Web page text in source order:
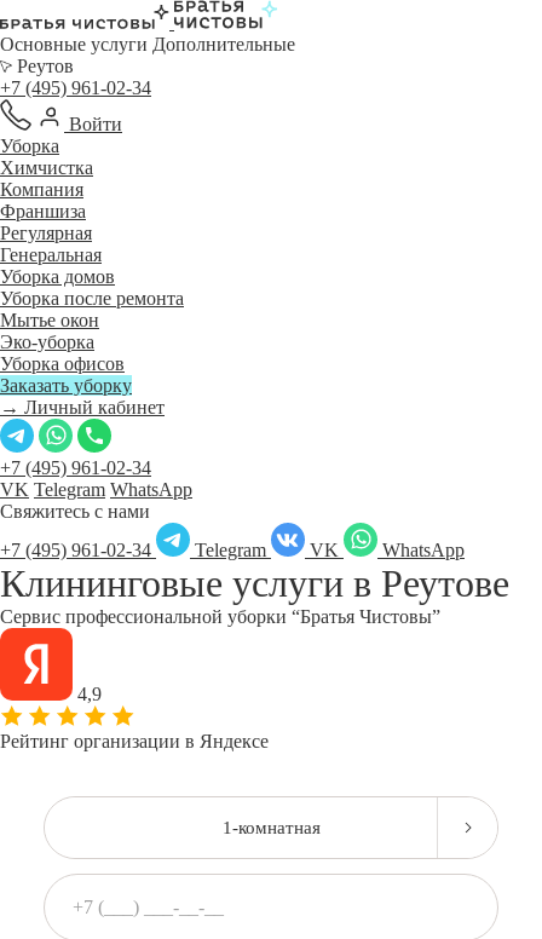
Основные услуги Дополнительные
Реутов
+7 (495) 961-02-34
Войти
Уборка
Химчистка
Компания
Франшиза
Регулярная
Генеральная
Уборка домов
Уборка после ремонта
Мытье окон
Эко-уборка
Уборка офисов
Заказать уборку
→ Личный кабинет
+7 (495) 961-02-34
VK Telegram WhatsApp
Свяжитесь с нами
+7 (495) 961-02-34
Telegram VK WhatsApp
Клининговые услуги в Реутове
Сервис профессиональной уборки “Братья Чистовы”
4,9
Рейтинг организации в Яндексе
1-комнатная